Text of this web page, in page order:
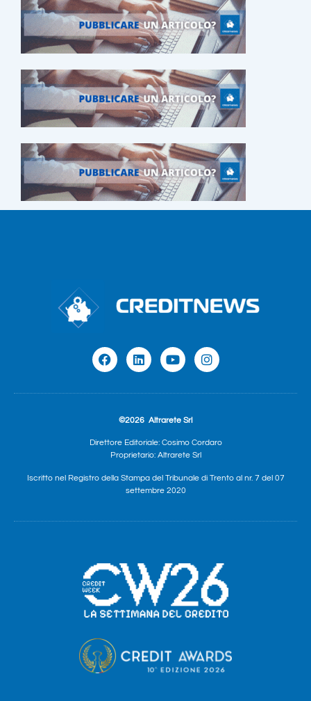
©2026 Altrarete Srl
Direttore Editoriale: Cosimo Cordaro
Proprietario: Altrarete Srl
Iscritto nel Registro della Stampa del Tribunale di Trento al nr. 7 del 07
settembre 2020